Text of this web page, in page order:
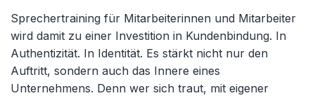
Sprechertraining für Mitarbeiterinnen und Mitarbeiter
wird damit zu einer Investition in Kundenbindung. In
Authentizität. In Identität. Es stärkt nicht nur den
Auftritt, sondern auch das Innere eines
Unternehmens. Denn wer sich traut, mit eigener